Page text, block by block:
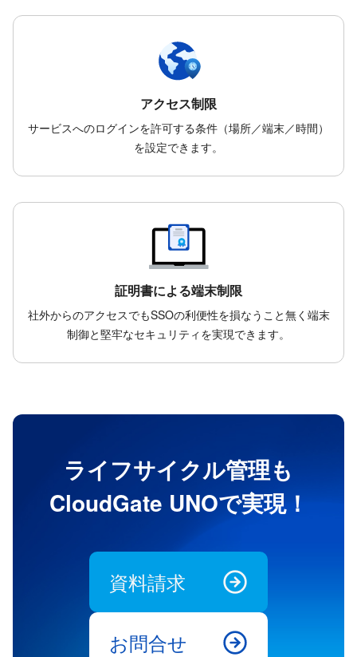
アクセス制限
サービスへのログインを許可する条件（場所／端末／時間）
を設定できます。
証明書による端末制限
社外からのアクセスでもSSOの利便性を損なうこと無く端末
制御と堅牢なセキュリティを実現できます。
ライフサイクル管理も
CloudGate UNOで実現！
資料請求
お問合せ